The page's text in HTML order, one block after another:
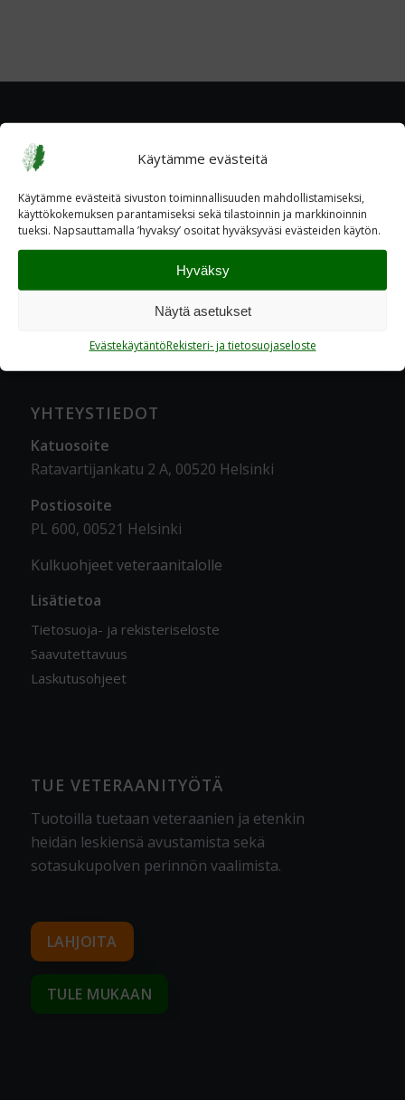
Käytämme evästeitä
Käytämme evästeitä sivuston toiminnallisuuden mahdollistamiseksi,
käyttökokemuksen parantamiseksi sekä tilastoinnin ja markkinoinnin
tueksi. Napsauttamalla ’hyvaksy’ osoitat hyväksyväsi evästeiden käytön.
Hyväksy
Näytä asetukset
EvästekäytäntöRekisteri- ja tietosuojaseloste
YHTEYSTIEDOT
Katuosoite
Ratavartijankatu 2 A, 00520 Helsinki
Postiosoite
PL 600, 00521 Helsinki
Kulkuohjeet veteraanitalolle
Lisätietoa
Tietosuoja- ja rekisteriseloste
Saavutettavuus
Laskutusohjeet
TUE VETERAANITYÖTÄ
Tuotoilla tuetaan veteraanien ja etenkin
heidän leskiensä avustamista sekä
sotasukupolven perinnön vaalimista.
LAHJOITA
TULE MUKAAN